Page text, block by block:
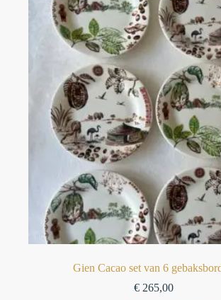
Gien Cacao set van 6
€ 265,00